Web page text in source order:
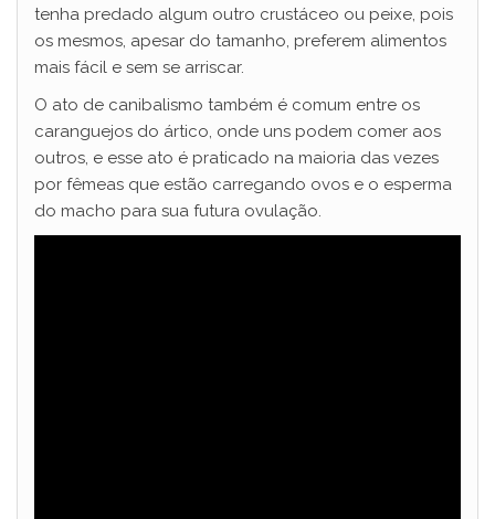
tenha predado algum outro crustáceo ou peixe, pois
os mesmos, apesar do tamanho, preferem alimentos
mais fácil e sem se arriscar.
O ato de canibalismo também é comum entre os
caranguejos do ártico, onde uns podem comer aos
outros, e esse ato é praticado na maioria das vezes
por fêmeas que estão carregando ovos e o esperma
do macho para sua futura ovulação.